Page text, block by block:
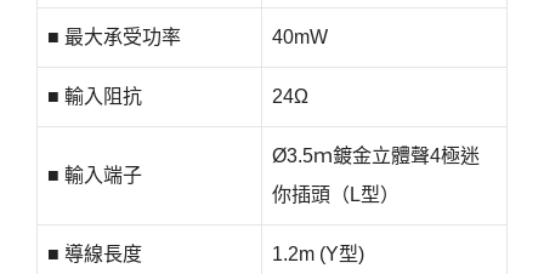
■ 最大承受功率 40mW
■ 輸入阻抗 24Ω
■ 輸入端子
Ø3.5ｍ鍍金立體聲4極迷
你插頭（L型）
■ 導線長度 1.2m (Y型)